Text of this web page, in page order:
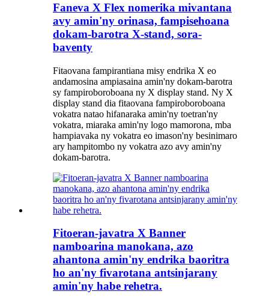
Faneva X Flex nomerika mivantana
avy amin'ny orinasa, fampisehoana
dokam-barotra X-stand, sora-
baventy
Fitaovana fampirantiana misy endrika X eo
andamosina ampiasaina amin'ny dokam-barotra
sy fampiroboroboana ny X display stand. Ny X
display stand dia fitaovana fampiroboroboana
vokatra natao hifanaraka amin'ny toetran'ny
vokatra, miaraka amin'ny logo mamorona, mba
hampiavaka ny vokatra eo imason'ny besinimaro
ary hampitombo ny vokatra azo avy amin'ny
dokam-barotra.
Fitoeran-javatra X Banner
namboarina manokana, azo
ahantona amin'ny endrika baoritra
ho an'ny fivarotana antsinjarany
amin'ny habe rehetra.